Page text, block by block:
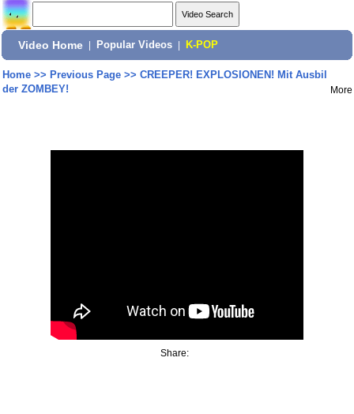
Video Home Popular Videos K-POP
Home>> Previous Page>> CREEPER! EXPLOSIONEN! Mit Ausbil
der ZOMBEY!
More
Share: